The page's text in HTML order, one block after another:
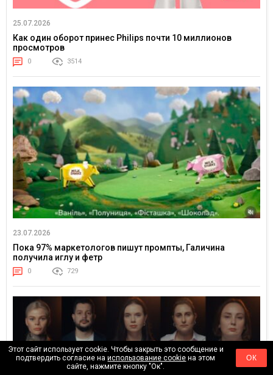
25.07.2026
Как один оборот принес Philips почти 10 миллионов
просмотров
0 3514
23.07.2026
Пока 97% маркетологов пишут промпты, Галичина
получила иглу и фетр
0 729
Этот сайт использует cookie. Чтобы закрыть это сообщение и
подтвердить согласие наиспользование cookie на этом
сайте, нажмите кнопку "Ок".
ОК